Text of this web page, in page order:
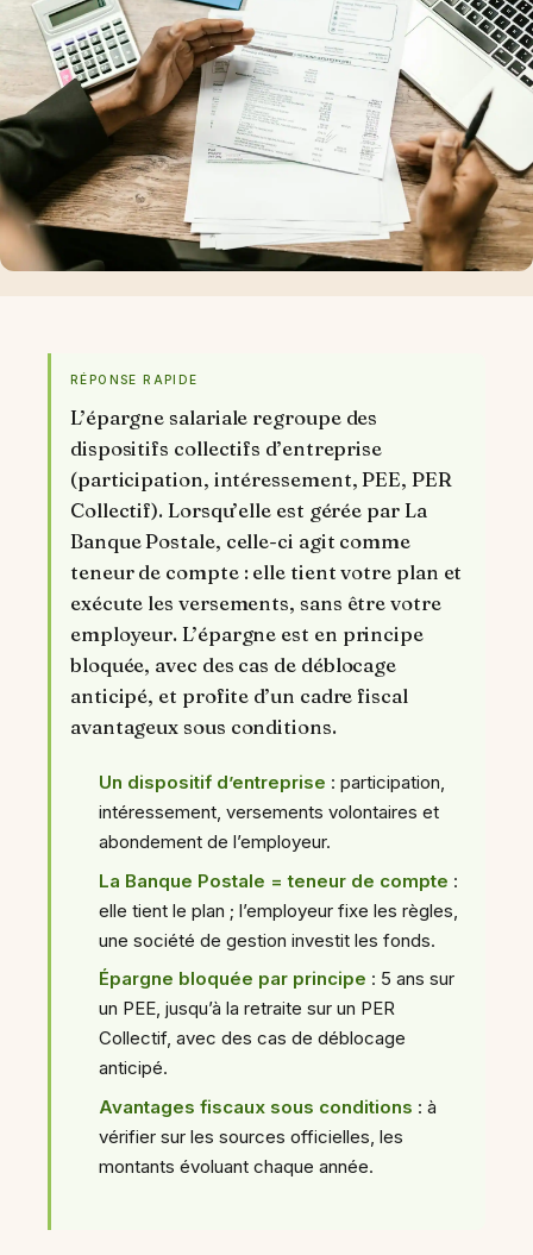
RÉPONSE RAPIDE
L’épargne salariale regroupe des
dispositifs collectifs d’entreprise
(participation, intéressement, PEE, PER
Collectif). Lorsqu’elle est gérée par La
Banque Postale, celle-ci agit comme
teneur de compte : elle tient votre plan et
exécute les versements, sans être votre
employeur. L’épargne est en principe
bloquée, avec des cas de déblocage
anticipé, et profite d’un cadre fiscal
avantageux sous conditions.
Un dispositif d’entreprise : participation,
intéressement, versements volontaires et
abondement de l’employeur.
La Banque Postale = teneur de compte :
elle tient le plan ; l’employeur fixe les règles,
une société de gestion investit les fonds.
Épargne bloquée par principe : 5 ans sur
un PEE, jusqu’à la retraite sur un PER
Collectif, avec des cas de déblocage
anticipé.
Avantages fiscaux sous conditions : à
vérifier sur les sources officielles, les
montants évoluant chaque année.